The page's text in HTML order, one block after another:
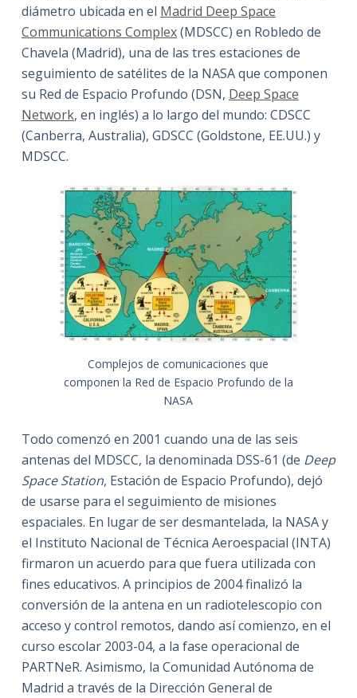
diámetro ubicada en el Madrid Deep Space
Communications Complex(MDSCC) en Robledo de
Chavela (Madrid), una de las tres estaciones de
seguimiento de satélites de la NASA que componen
su Red de Espacio Profundo (DSN, Deep Space
Network, en inglés) a lo largo del mundo: CDSCC
(Canberra, Australia), GDSCC (Goldstone, EE.UU.) y
MDSCC.
Complejos de comunicaciones que
componen la Red de Espacio Profundo de la
NASA
Todo comenzó en 2001 cuando una de las seis
antenas del MDSCC, la denominada DSS-61 (de Deep
Space Station, Estación de Espacio Profundo), dejó
de usarse para el seguimiento de misiones
espaciales. En lugar de ser desmantelada, la NASA y
el Instituto Nacional de Técnica Aeroespacial (INTA)
firmaron un acuerdo para que fuera utilizada con
fines educativos. A principios de 2004 finalizó la
conversión de la antena en un radiotelescopio con
acceso y control remotos, dando así comienzo, en el
curso escolar 2003-04, a la fase operacional de
PARTNeR. Asimismo, la Comunidad Autónoma de
Madrid a través de la Dirección General de